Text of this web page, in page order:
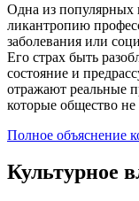
Одна из популярных
ликантропию
заболевания или
Его страх быть
состояние и
отражают реальные
которые общество
Полное объяснение
Культурное